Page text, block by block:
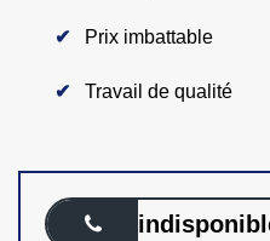
Prix imbattable
Travail de qualité